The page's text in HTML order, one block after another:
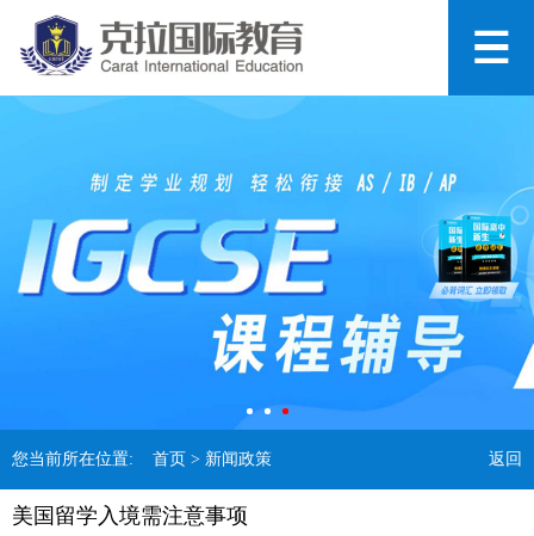
您当前所在位置: 首页 > 新闻政策 返回
美国留学入境需注意事项